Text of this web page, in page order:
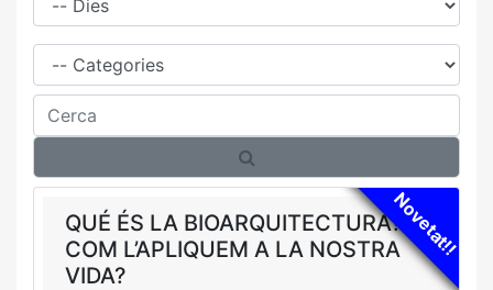
Família
Cerca
Novetat!!
QUÉ ÉS LA BIOARQUITECTURA?
COM L’APLIQUEM A LA NOSTRA
VIDA?